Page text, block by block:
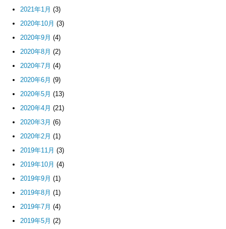
2021年1月 (3)
2020年10月 (3)
2020年9月 (4)
2020年8月 (2)
2020年7月 (4)
2020年6月 (9)
2020年5月 (13)
2020年4月 (21)
2020年3月 (6)
2020年2月 (1)
2019年11月 (3)
2019年10月 (4)
2019年9月 (1)
2019年8月 (1)
2019年7月 (4)
2019年5月 (2)